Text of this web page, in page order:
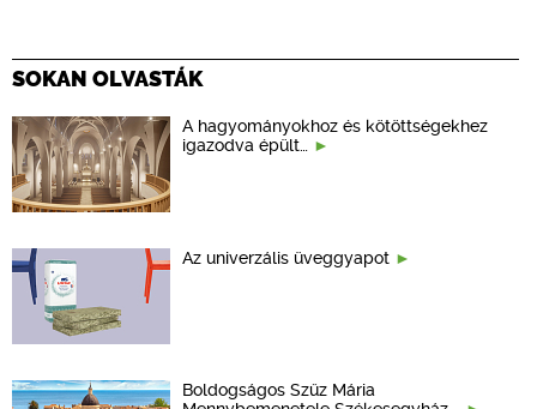
SOKAN OLVASTÁK
A hagyományokhoz és kötöttségekhez
igazodva épült…
Az univerzális üveggyapot
Boldogságos Szűz Mária